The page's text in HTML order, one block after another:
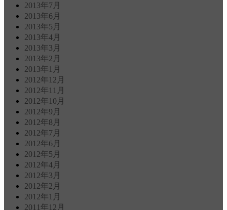
2013年7月
2013年6月
2013年5月
2013年4月
2013年3月
2013年2月
2013年1月
2012年12月
2012年11月
2012年10月
2012年9月
2012年8月
2012年7月
2012年6月
2012年5月
2012年4月
2012年3月
2012年2月
2012年1月
2011年12月